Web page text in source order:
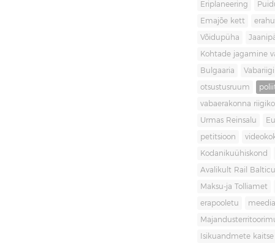
Eriplaneering
Emajõe kett
Võidupüha
Kohtade jagamine
Bulgaaria
otsustusruum
vabaerakonna
Urmas Reinsalu
petitsioon
Kodanikuühiskond
Avalikult Rail
Maksu-ja Tolliamet
erapooletu meedia
Isikuandmete kaitse